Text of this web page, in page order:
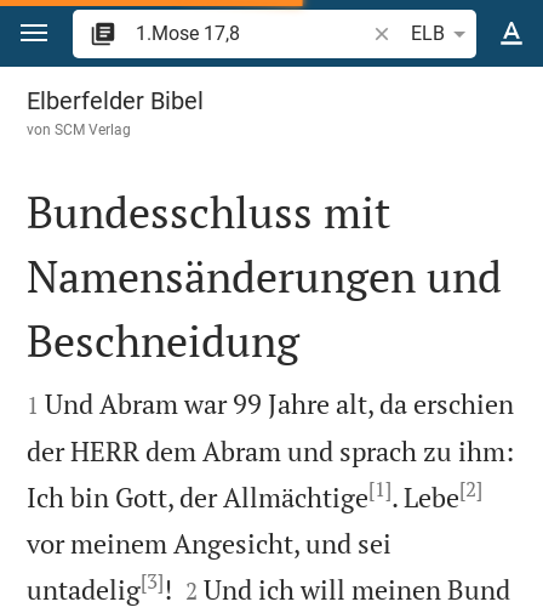
Zum Inhalt springen
Bibelstelle oder
ELB
1.Mose 17
Elberfelder Bibel
vonSCM Verlag

Bundesschluss mit
Namensänderungen und
Beschneidung

1 Und Abram war 99 Jahre alt, da erschien
der HERR dem Abram und sprach zu ihm:
Ich bin Gott, der Allmächtige[1]. Lebe[2]
vor meinem Angesicht, und sei
untadelig[3]! 

2 Und ich will meinen Bund